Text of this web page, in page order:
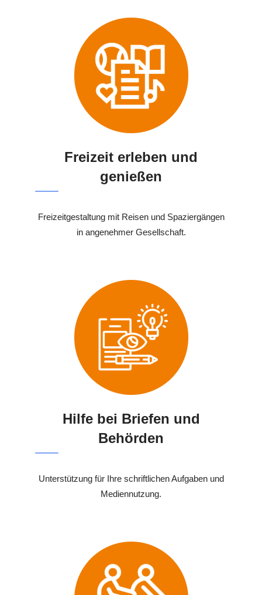
Freizeit erleben und
genießen
Freizeitgestaltung mit Reisen und Spaziergängen
in angenehmer Gesellschaft.
Hilfe bei Briefen und
Behörden
Unterstützung für Ihre schriftlichen Aufgaben und
Mediennutzung.